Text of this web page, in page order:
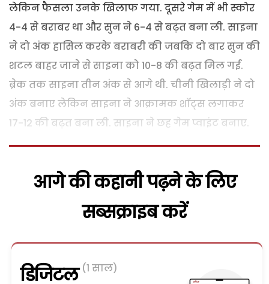
लेकिन फैसला उनके खिलाफ गया. दूसरे गेम में भी स्कोर
4-4 से बराबर था और सुन ने 6-4 से बढ़त बना ली. साइना
ने दो अंक हासिल करके बराबरी की जबकि दो बार सुन की
शटल बाहर जाने से साइना को 10-8 की बढ़त मिल गई.
ब्रेक तक साइना तीन अंक से आगे थी. चीनी खिलाड़ी ने दो
अंक बनाए लेकिन साइना ने आक्रामक शॉट्स लगाकर
17-12 की बढ़त बना ली. साइना ने छह गेम प्वाइंट बनाए.
आगे की कहानी पढ़ने के लिए
सब्सक्राइब करें
डिजिटल (1 साल)